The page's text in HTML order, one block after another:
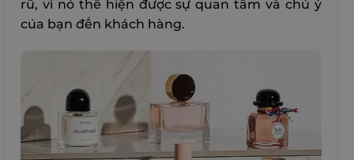
rũ, vì nó thể hiện được sự quan tâm và chú ý
của bạn đến khách hàng.